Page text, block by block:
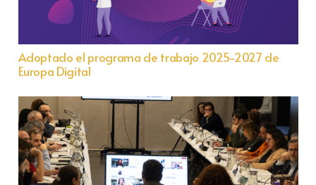
Adoptado el programa de trabajo 2025-2027 de
Europa Digital